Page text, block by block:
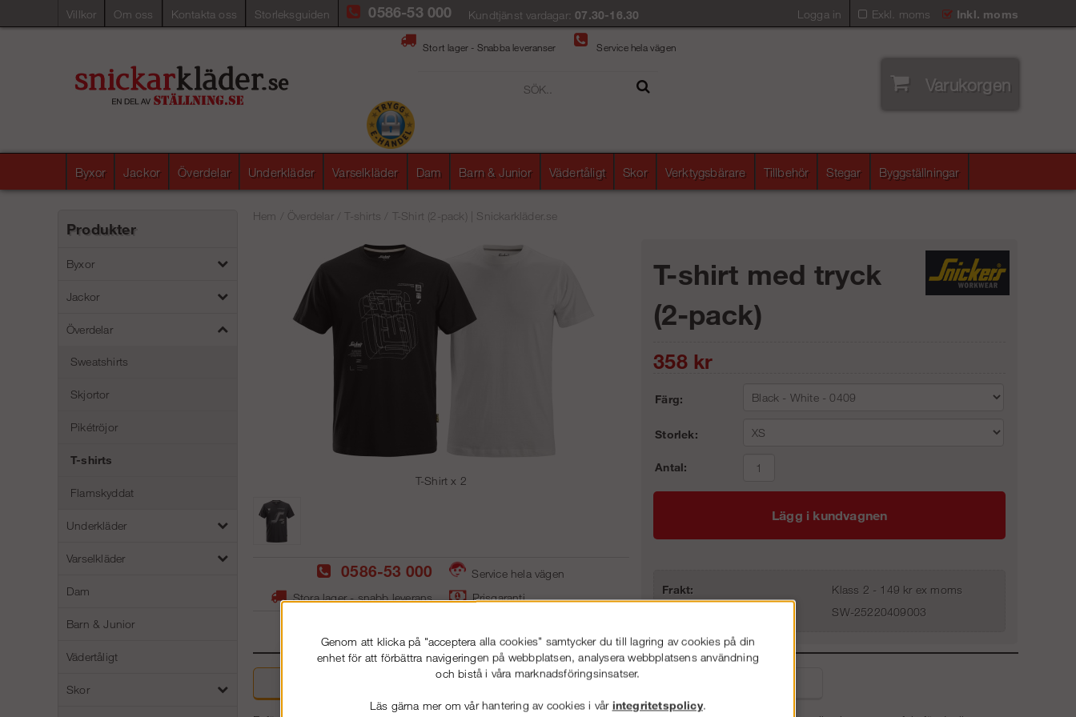
Villkor Om oss Kontakta oss Storleksguiden Exkl. moms Inkl. moms
0586-53 000 Kundtjänst vardagar:07.30-16.30 Logga in
Stort lager - Snabba leveranser Service hela vägen
Varukorgen
Byxor Jackor Överdelar Underkläder Varselkläder Dam Barn & Junior Vädertåligt Skor Verktygsbärare Tillbehör Stegar Byggställningar
Produkter
Byxor
Jackor
Överdelar
Sweatshirts
Skjortor
Pikétröjor
T-shirts
Flamskyddat
Underkläder
Varselkläder
Dam
Barn & Junior
Vädertåligt
Skor
Hem Överdelar/T-shirts T-Shirt (2-pack) | Snickarkläder.se
T-Shirt x 2
0586-53 000
Service hela vägen
Stora lager - snabb leverans
Prisgaranti
T-shirt med tryck
(2-pack)
358kr
Färg:
Storlek:
Antal:
Lägg i kundvagnen
Frakt:
Klass 2 - 149 kr ex moms
SW-25220409003
Genom att klicka på "acceptera alla cookies" samtycker du till lagring av cookies på din
enhet för att förbättra navigeringen på webbplatsen, analysera webbplatsens användning
och bistå i våra marknadsföringsinsatser.
Läs gärna mer om vår hantering av cookies i vår integritetspolicy.